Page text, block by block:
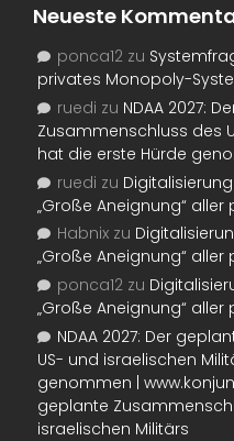
Neueste
ponca12 zu
privates Monopoly-
ruedi zu NDAA 2027:
Zusammenschluss des
hat die erste Hürde
ruedi zu
„Große Aneignung“
Habnix zu
„Große Aneignung“
ponca12 zu
„Große Aneignung“
NDAA 2027: Der
US- und israelischen
genommen |
geplante
israelischen Militärs